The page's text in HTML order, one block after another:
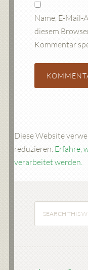
Name, E-Mail-
diesem
Kommentar
Diese Website
reduzieren. Erfahre,
verarbeitet werden.